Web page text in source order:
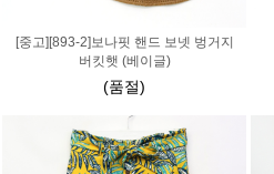
[중고][893-2]보나핏 핸드 보넷 벙거지
버킷햇 (베이글)
(품절)